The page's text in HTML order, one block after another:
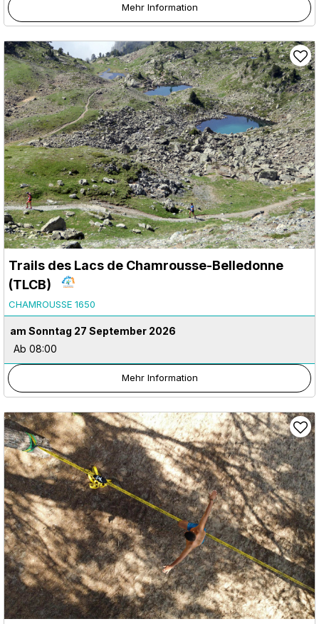
Mehr Information
Trails des Lacs de Chamrousse-Belledonne
(TLCB)
CHAMROUSSE 1650
am Sonntag 27 September 2026
Ab 08:00
Mehr Information